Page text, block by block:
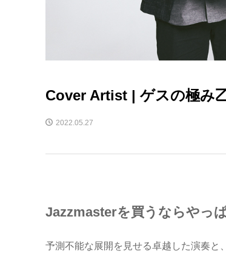
Cover Artist | ゲスの極み
2022.05.27
Jazzmasterを買うならやっ
予測不能な展開を見せる卓越した演奏と